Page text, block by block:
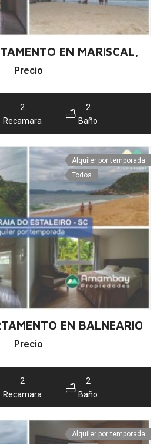
EN MARISCAL,
Precio
2
Recamara
2
Baño
Alquiler por temporada
Todos
EN BALNEARIO
Precio
2
Recamara
2
Baño
Alquiler por temporada